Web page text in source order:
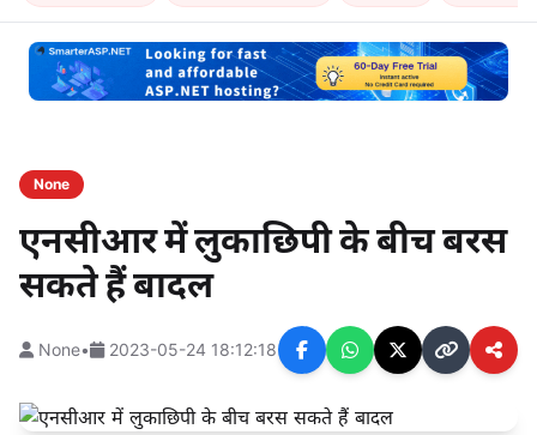
None
एनसीआर में लुकाछिपी के बीच बरस
सकते हैं बादल
None• 2023-05-24 18:12:18